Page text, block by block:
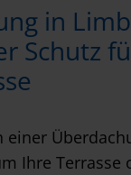
in
Schutz
einer
Ihre Terrasse